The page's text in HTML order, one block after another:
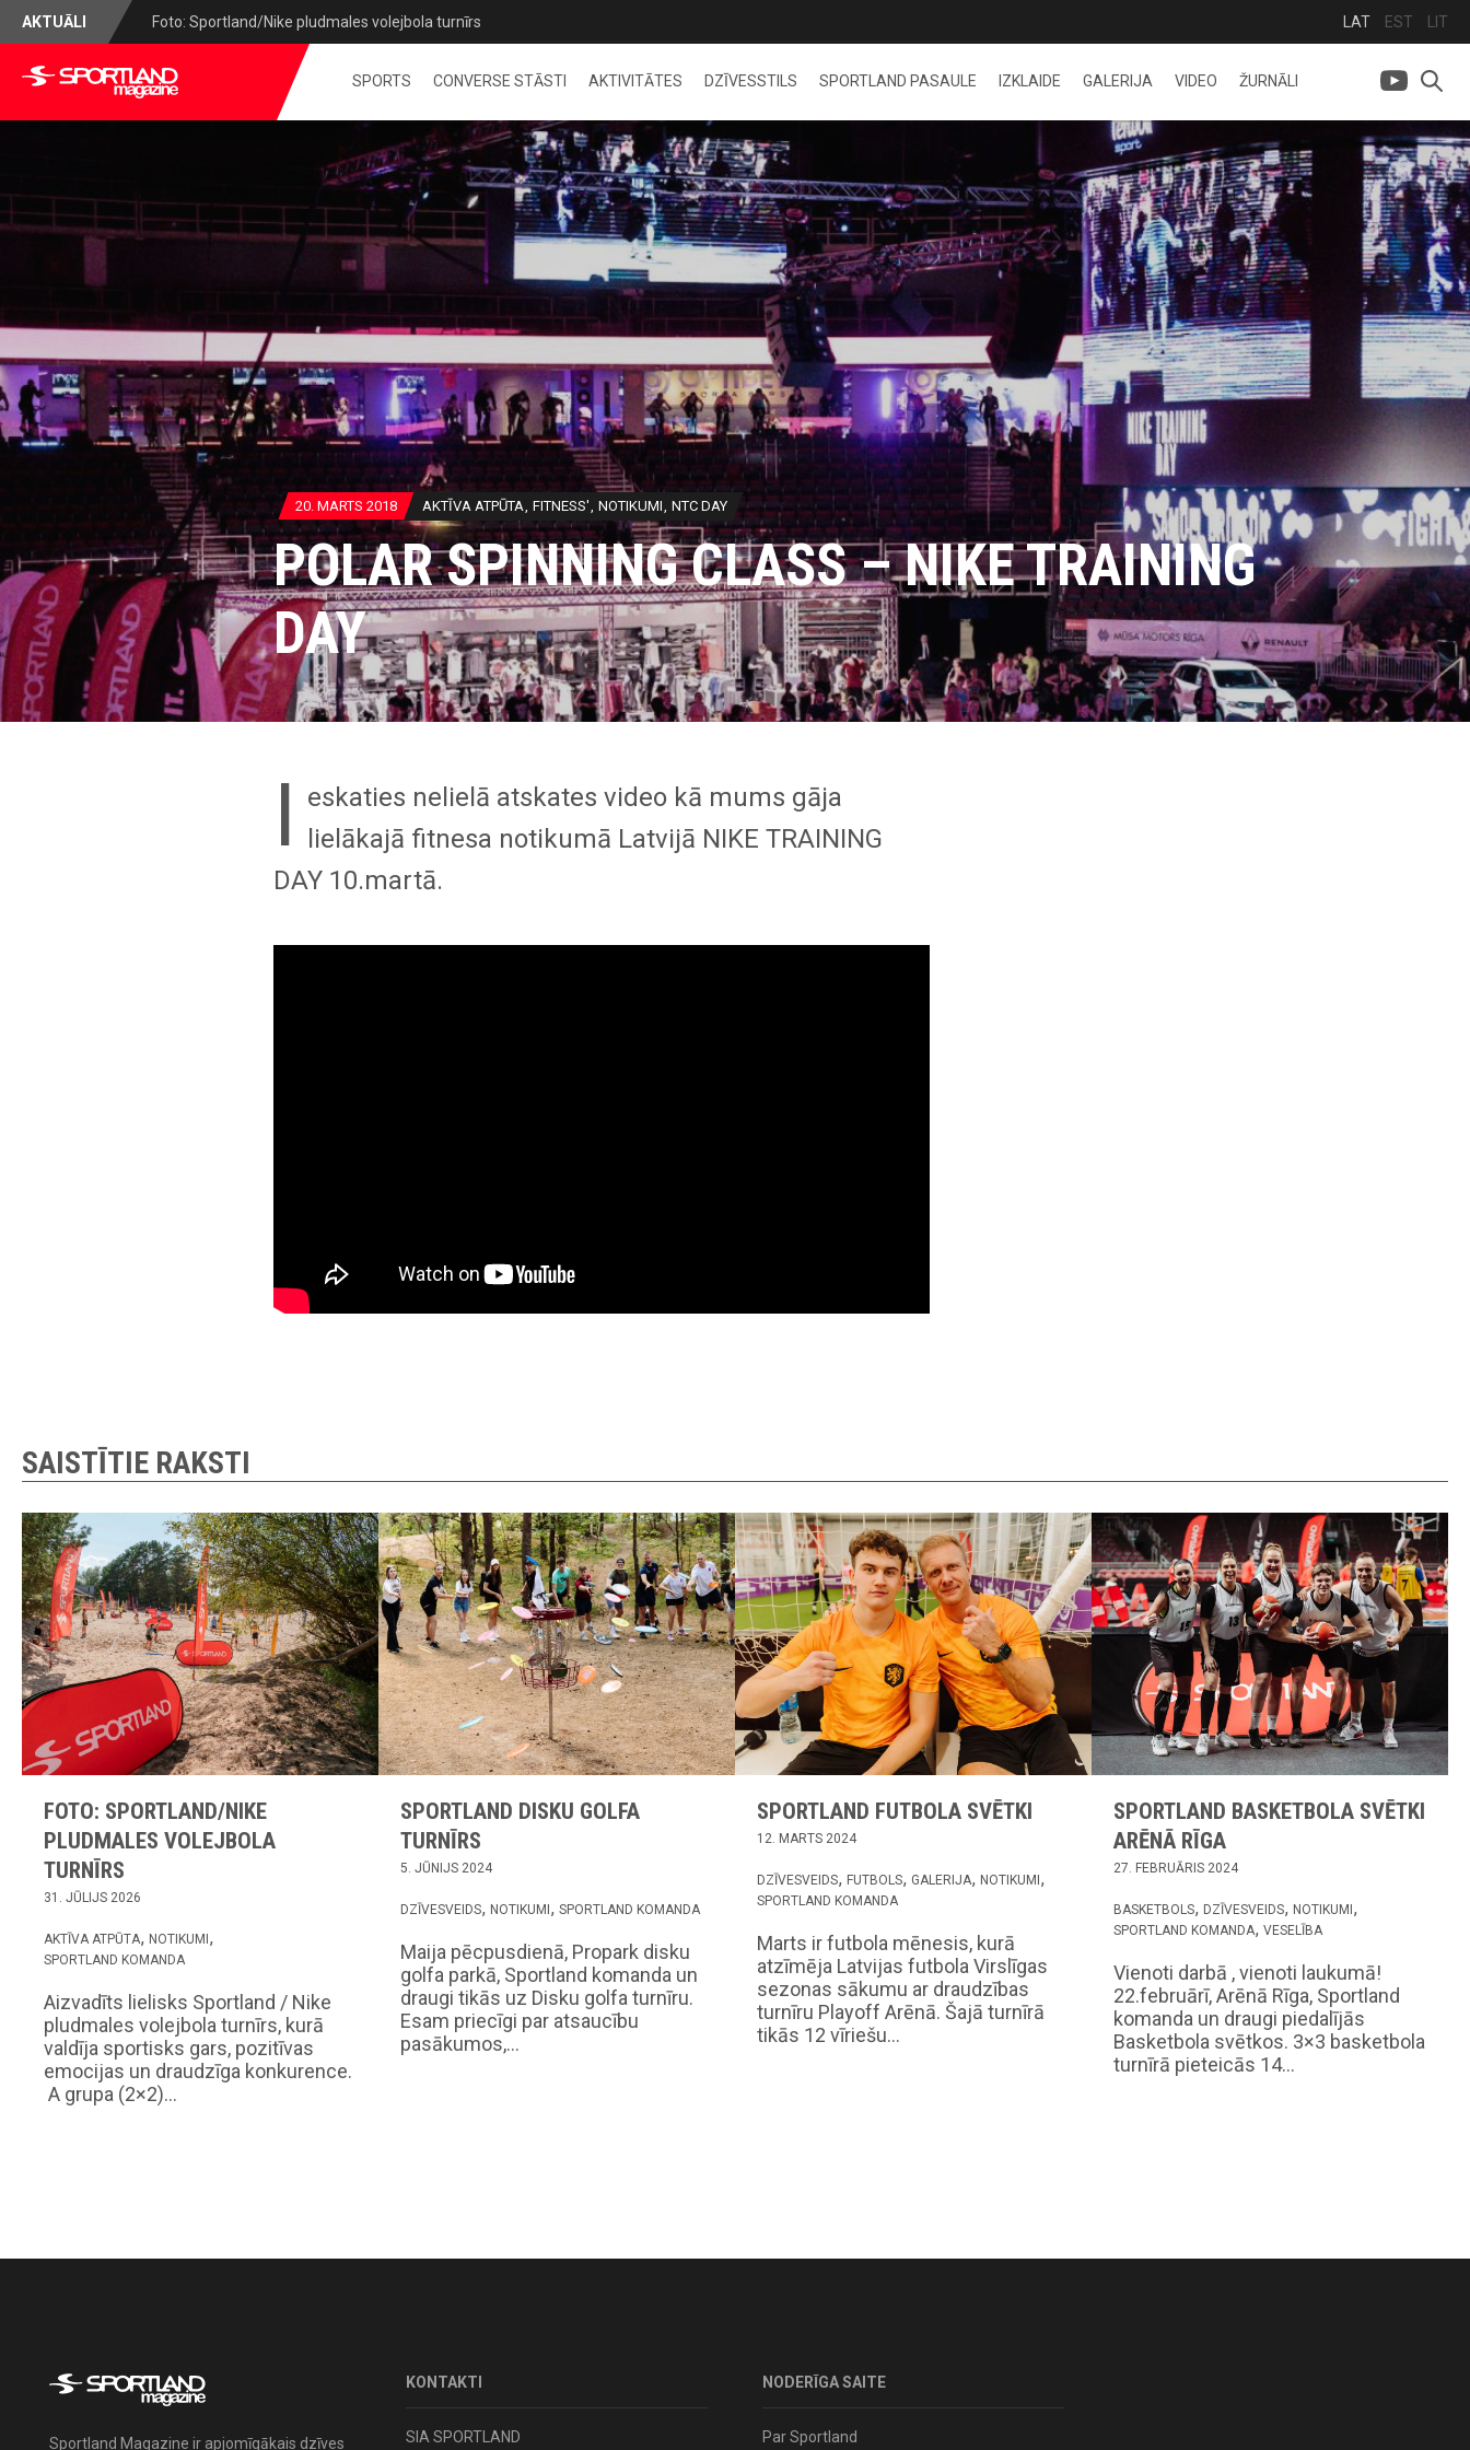
AKTUĀLI Foto: Sportland/Nike pludmales volejbola turnīrs LAT EST LIT
SPORTS CONVERSE STĀSTI AKTIVITĀTES DZĪVESSTILS SPORTLAND PASAULE IZKLAIDE GALERIJA VIDEO ŽURNĀLI
20. MARTS 2018 AKTĪVA ATPŪTA FITNESS' NOTIKUMI NTC DAY
POLAR SPINNING CLASS – NIKE TRAINING
DAY
I
eskaties nelielā atskates video kā mums gāja
lielākajā fitnesa notikumā Latvijā NIKE TRAINING
DAY 10.martā.
SAISTĪTIE RAKSTI
FOTO: SPORTLAND/NIKE
PLUDMALES VOLEJBOLA
TURNĪRS
31. JŪLIJS 2026
AKTĪVA ATPŪTA
NOTIKUMI
SPORTLAND KOMANDA
Aizvadīts lielisks Sportland / Nike
pludmales volejbola turnīrs, kurā
valdīja sportisks gars, pozitīvas
emocijas un draudzīga konkurence.
A grupa (2×2)…
SPORTLAND DISKU GOLFA
TURNĪRS
5. JŪNIJS 2024
DZĪVESVEIDS NOTIKUMI SPORTLAND KOMANDA
Maija pēcpusdienā, Propark disku
golfa parkā, Sportland komanda un
draugi tikās uz Disku golfa turnīru.
Esam priecīgi par atsaucību
pasākumos,…
SPORTLAND FUTBOLA SVĒTKI
12. MARTS 2024
DZĪVESVEIDS FUTBOLS GALERIJA
NOTIKUMI
SPORTLAND KOMANDA
Marts ir futbola mēnesis, kurā
atzīmēja Latvijas futbola Virslīgas
sezonas sākumu ar draudzības
turnīru Playoff Arēnā. Šajā turnīrā
tikās 12 vīriešu…
SPORTLAND BASKETBOLA SVĒTKI
ARĒNĀ RĪGA
27. FEBRUĀRIS 2024
BASKETBOLS DZĪVESVEIDS
NOTIKUMI
SPORTLAND KOMANDA VESELĪBA
Vienoti darbā , vienoti laukumā!
22.februārī, Arēnā Rīga, Sportland
komanda un draugi piedalījās
Basketbola svētkos. 3×3 basketbola
turnīrā pieteicās 14…
Sportland Magazine ir apjomīgākais dzīves
KONTAKTI
SIA SPORTLAND
NODERĪGA SAITE
Par Sportland